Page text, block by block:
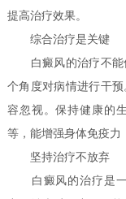
提高治疗效果。
综合治疗是关键
白癜风的治疗不能
个角度对病情进行干
容忽视。保持健康的
等，能增强身体免疫力
坚持治疗不放弃
白癜风的治疗是一